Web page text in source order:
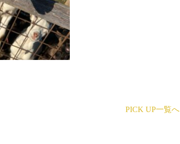
PICK UP一覧へ